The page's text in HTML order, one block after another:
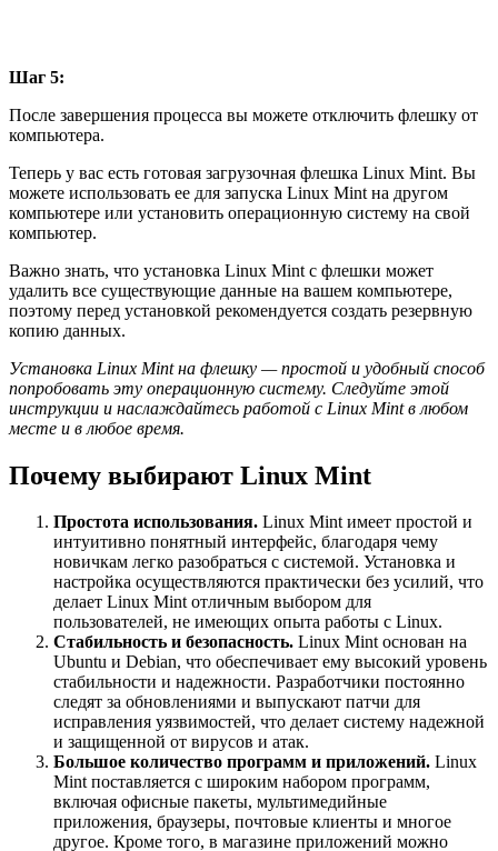
Шаг 5:
После завершения процесса вы можете отключить флешку от
компьютера.
Теперь у вас есть готовая загрузочная флешка Linux Mint. Вы
можете использовать ее для запуска Linux Mint на другом
компьютере или установить операционную систему на свой
компьютер.
Важно знать, что установка Linux Mint с флешки может
удалить все существующие данные на вашем компьютере,
поэтому перед установкой рекомендуется создать резервную
копию данных.
Установка Linux Mint на флешку — простой и удобный способ
попробовать эту операционную систему. Следуйте этой
инструкции и наслаждайтесь работой с Linux Mint в любом
месте и в любое время.
Почему выбирают Linux Mint
Простота использования. Linux Mint имеет простой и
интуитивно понятный интерфейс, благодаря чему
новичкам легко разобраться с системой. Установка и
настройка осуществляются практически без усилий, что
делает Linux Mint отличным выбором для
пользователей, не имеющих опыта работы с Linux.
Стабильность и безопасность. Linux Mint основан на
Ubuntu и Debian, что обеспечивает ему высокий уровень
стабильности и надежности. Разработчики постоянно
следят за обновлениями и выпускают патчи для
исправления уязвимостей, что делает систему надежной
и защищенной от вирусов и атак.
Большое количество программ и приложений. Linux
Mint поставляется с широким набором программ,
включая офисные пакеты, мультимедийные
приложения, браузеры, почтовые клиенты и многое
другое. Кроме того, в магазине приложений можно